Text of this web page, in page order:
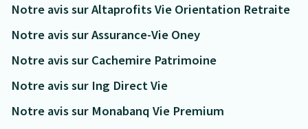
Notre avis sur Altaprofits Vie Orientation Retraite
Notre avis sur Assurance-Vie Oney
Notre avis sur Cachemire Patrimoine
Notre avis sur Ing Direct Vie
Notre avis sur Monabanq Vie Premium